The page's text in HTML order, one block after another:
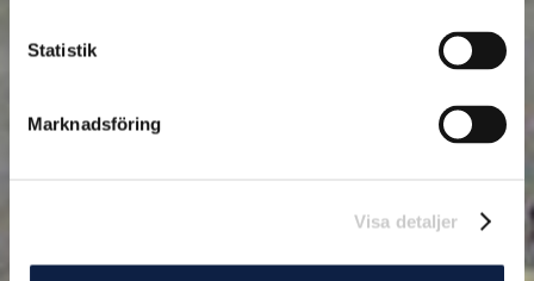
Statistik
Marknadsföring
Visa detaljer